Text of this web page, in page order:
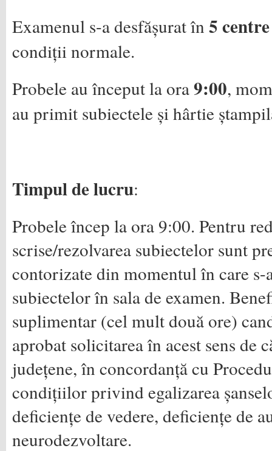
Examenul s-a desfășurat în 5
condiții normale.
Probele au început la ora9:00,
au primit subiectele și hârtie
Timpul de lucru:
Probele încep la ora 9:00. Pentru
scrise/rezolvarea subiectelor sunt
contorizate din momentul în care
subiectelor în sala de examen.
suplimentar (cel mult două ore)
aprobat solicitarea în acest sens de
județene, în concordanță cu
condițiilor privind egalizarea
deficiențe de vedere, deficiențe de
neurodezvoltare.